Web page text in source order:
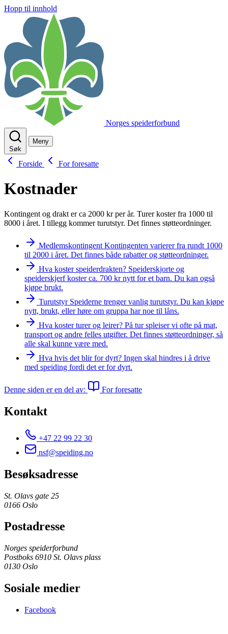
Hopp til innhold
Norges speiderforbund
Søk
Meny
Forside For foresatte
Kostnader
Kontingent og drakt er ca 2000 kr per år. Turer koster fra 1000 til
8000 i året. I tillegg kommer turutstyr. Det finnes støtteordninger.
Medlemskontingent Kontingenten varierer fra rundt 1000
til 2000 i året. Det finnes både rabatter og støtteordninger.
Hva koster speiderdrakten? Speiderskjorte og
speiderskjerf koster ca. 700 kr nytt for et barn. Du kan også
kjøpe brukt.
Turutstyr Speiderne trenger vanlig turutstyr. Du kan kjøpe
nytt, brukt, eller høre om gruppa har noe til låns.
Hva koster turer og leirer? På tur spleiser vi ofte på mat,
transport og andre felles utgifter. Det finnes støtteordninger, så
alle skal kunne være med.
Hva hvis det blir for dyrt? Ingen skal hindres i å drive
med speiding fordi det er for dyrt.
Denne siden er en del av: For foresatte
Kontakt
+47 22 99 22 30
nsf@speiding.no
Besøksadresse
St. Olavs gate 25
0166 Oslo
Postadresse
Norges speiderforbund
Postboks 6910 St. Olavs plass
0130 Oslo
Sosiale medier
Facebook